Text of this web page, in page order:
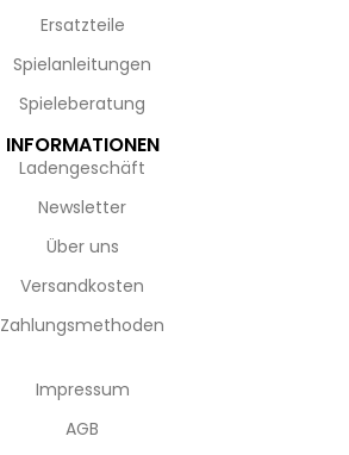
Ersatzteile
Spielanleitungen
Spieleberatung
INFORMATIONEN
Ladengeschäft
Newsletter
Über uns
Versandkosten
Zahlungsmethoden
Impressum
AGB